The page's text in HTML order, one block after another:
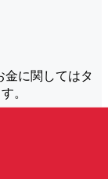
金に関してはタ
。